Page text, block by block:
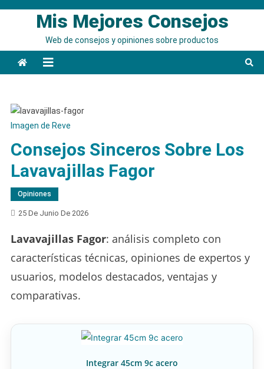
Mis Mejores Consejos
Web de consejos y opiniones sobre productos
Imagen de Reve
Consejos Sinceros Sobre Los
Lavavajillas Fagor
Opiniones
25 De Junio De 2026
Lavavajillas Fagor: análisis completo con
características técnicas, opiniones de expertos y
usuarios, modelos destacados, ventajas y
comparativas.
Integrar 45cm 9c acero